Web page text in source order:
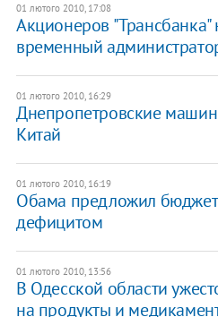
01 лютого 2010, 17:08
Акционеров "Трансбанка"
временный
01 лютого 2010, 16:29
Днепропетровские
Китай
01 лютого 2010, 16:19
Обама предложил
дефицитом
01 лютого 2010, 13:56
В Одесской области
на продукты и